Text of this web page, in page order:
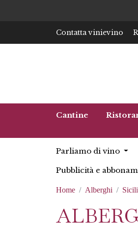
Contatta vinievino
Cantine
Parliamo di vino
Pubblicità e
Home Alberghi